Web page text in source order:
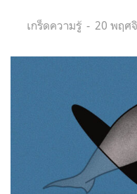
Categories:
เกร็ดความรู้
Posted
20 พฤศ